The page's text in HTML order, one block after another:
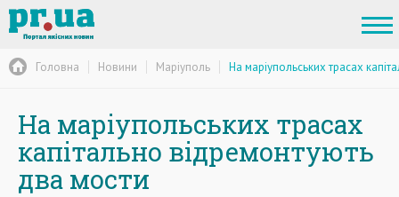
Головна Новини Маріуполь На маріупольських трасах
На маріупольських трасах
капітально відремонтують
два мости